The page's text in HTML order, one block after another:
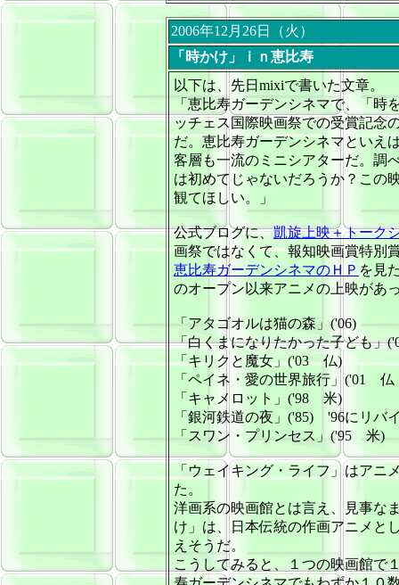
2006年12月26日（火）
「時かけ」ｉｎ恵比寿
以下は、先日mixiで書いた文章。
「恵比寿ガーデンシネマで、「
ッチェス国際映画祭での受賞記念
だ。恵比寿ガーデンシネマといえ
客層も一流のミニシアターだ。調
は初めてじゃないだろうか？この
観てほしい。」
公式ブログに、凱旋上映＋トーク
画祭ではなくて、報知映画賞特別
恵比寿ガーデンシネマのＨＰ を見
のオープン以来アニメの上映があ
「アタゴオルは猫の森」('06)
「白くまになりたかった子ども」
「キリクと魔女」('03 仏)
「ペイネ・愛の世界旅行」('01 仏
「キャメロット」('98 米)
「銀河鉄道の夜」('85) '96にリバ
「スワン・プリンセス」('95 米)
「ウェイキング・ライフ」はア
た。
洋画系の映画館とは言え、見事な
け」は、日本伝統の作画アニメと
えそうだ。
こうしてみると、１つの映画館で